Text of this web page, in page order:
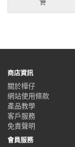
商店資訊
關於樺仔
網站使用條款
產品教學
客戶服務
免責聲明
會員服務